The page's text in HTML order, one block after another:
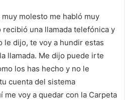
molesto me habló muy
una llamada telefónica y
le dijo, te voy a hundir estas
llamada. Me dijo puede irte
los has hecho y no le
cuenta del sistema
me voy a quedar con la Carpeta